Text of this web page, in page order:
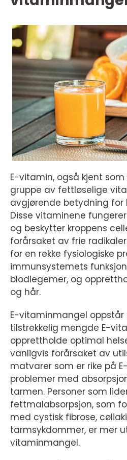
E-vitamin, også kjent som
gruppe av fettløselige
avgjørende betydning for
Disse vitaminene
og beskytter kroppens
forårsaket av frie
for en rekke fysiologiske
immunsystemets
blodlegemer, og
og hår.
E-vitaminmangel oppstår
tilstrekkelig mengde E-
opprettholde optimal
vanligvis forårsaket av
matvarer som er rike på
problemer med
tarmen. Personer som
fettmalabsorpsjon, som
med cystisk fibrose,
tarmsykdommer, er mer
vitaminmangel.